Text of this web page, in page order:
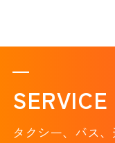
SERVICE
タクシー、バス